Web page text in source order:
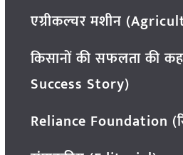
एग्रीकल्चर मशीन
किसानों की सफलता की
Success Story)
Reliance Foundation